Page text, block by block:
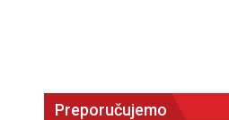
Preporučujemo